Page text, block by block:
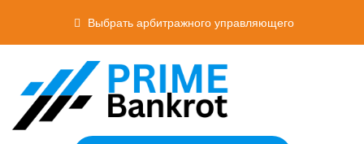
Выбрать арбитражного управляющего